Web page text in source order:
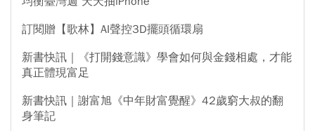
訂閱贈【歌林】AI聲控3D擺頭循環扇
新書快訊｜《打開錢意識》學會如何與金錢相處，才能
真正體現富足
新書快訊｜謝富旭《中年財富覺醒》42歲窮大叔的翻
身筆記